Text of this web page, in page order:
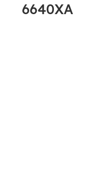
6640XA